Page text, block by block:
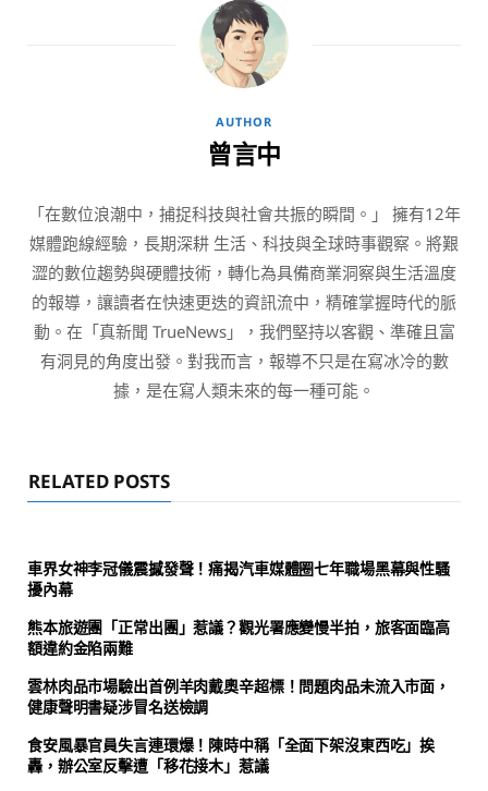
AUTHOR
曾言中
「在數位浪潮中，捕捉科技與社會共振的瞬間。」 擁有12年
媒體跑線經驗，長期深耕 生活、科技與全球時事觀察。將艱
澀的數位趨勢與硬體技術，轉化為具備商業洞察與生活溫度
的報導，讓讀者在快速更迭的資訊流中，精確掌握時代的脈
動。在「真新聞 TrueNews」，我們堅持以客觀、準確且富
有洞見的角度出發。對我而言，報導不只是在寫冰冷的數
據，是在寫人類未來的每一種可能。
RELATED POSTS
車界女神李冠儀震撼發聲！痛揭汽車媒體圈七年職場黑幕與性騷
擾內幕
熊本旅遊團「正常出團」惹議？觀光署應變慢半拍，旅客面臨高
額違約金陷兩難
雲林肉品市場驗出首例羊肉戴奧辛超標！問題肉品未流入市面，
健康聲明書疑涉冒名送檢調
食安風暴官員失言連環爆！陳時中稱「全面下架沒東西吃」挨
轟，辦公室反擊遭「移花接木」惹議